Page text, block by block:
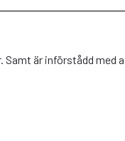
är införstådd med